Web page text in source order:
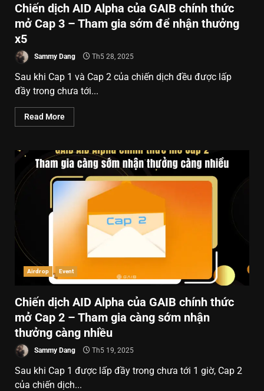
Chiến dịch AID Alpha của GAIB chính thức
mở Cap 3 – Tham gia sớm để nhận thưởng
x5
Sammy Dang Th5 28, 2025
Sau khi Cap 1 và Cap 2 của chiến dịch đều được lấp
đầy trong chưa tới...
Read More
Airdrop Event
Chiến dịch AID Alpha của GAIB chính thức
mở Cap 2 – Tham gia càng sớm nhận
thưởng càng nhiều
Sammy Dang Th5 19, 2025
Sau khi Cap 1 được lấp đầy trong chưa tới 1 giờ, Cap 2
của chiến dịch...